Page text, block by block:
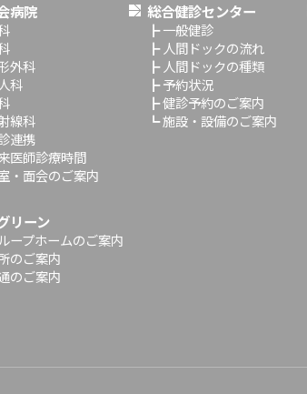
病院
外科
科
線科
連携
医師診療時間
・面会のご案内
リーン
ープホームのご案内
のご案内
のご案内
総合健診センター
┣一般健診
┣ 人間ドックの流れ
┣ 人間ドックの種類
┣予約状況
┣健診予約のご案内
┗施設・設備のご案内